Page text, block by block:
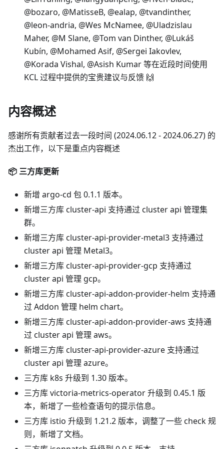
@bozaro, @MatisseB, @ealap, @tvandinther,
@leon-andria, @Wes McNamee, @Uladzislau
Maher, @M Slane, @Tom van Dinther, @Lukáš
Kubín, @Mohamed Asif, @Sergei Iakovlev,
@Korada Vishal, @Asish Kumar 等在近段时间使用
KCL 过程中提供的宝贵建议与反馈 🙌
内容概述
感谢所有贡献者过去一段时间 (2024.06.12 - 2024.06.27) 的
杰出工作，以下是重点内容概述
📦️ 三方库更新
新增 argo-cd 包 0.1.1 版本。
新增三方库 cluster-api 支持通过 cluster api 管理集
群。
新增三方库 cluster-api-provider-metal3 支持通过
cluster api 管理 Metal3。
新增三方库 cluster-api-provider-gcp 支持通过
cluster api 管理 gcp。
新增三方库 cluster-api-addon-provider-helm 支持通
过 Addon 管理 helm chart。
新增三方库 cluster-api-addon-provider-aws 支持通
过 cluster api 管理 aws。
新增三方库 cluster-api-provider-azure 支持通过
cluster api 管理 azure。
三方库 k8s 升级到 1.30 版本。
三方库 victoria-metrics-operator 升级到 0.45.1 版
本，新增了一些检查语句的提示信息。
三方库 istio 升级到 1.21.2 版本，调整了一些 check 规
则，新增了文档。